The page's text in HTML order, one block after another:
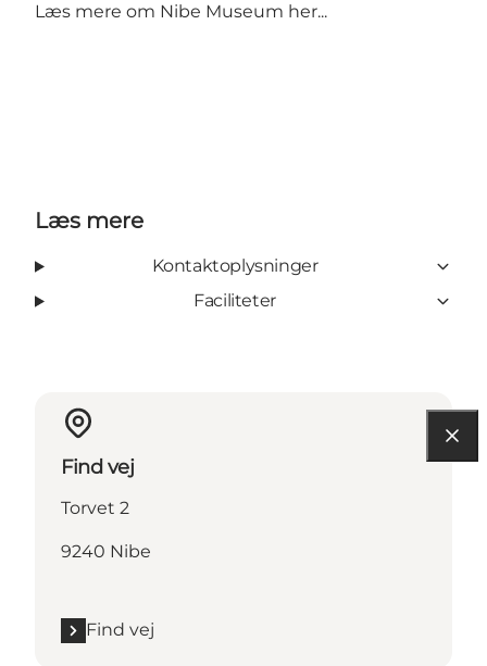
Læs mere om Nibe Museum her...
Læs mere
Kontaktoplysninger
Faciliteter
Find vej
Torvet 2
9240 Nibe
Find vej